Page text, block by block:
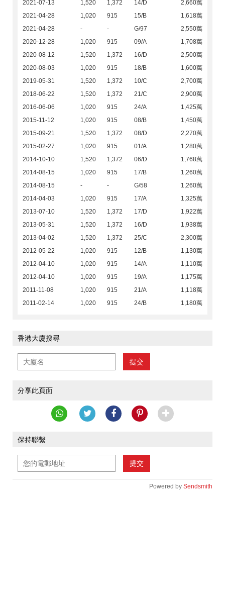
2021-07-13 1,520 1,372 14/D
2,660萬
2021-04-28
1,020 915 15/B
1,618萬
2021-04-28
- - G/97
2,550萬
2020-12-28
1,020 915 09/A
1,708萬
2020-08-12
1,520 1,372 16/D
2,500萬
2020-08-03
1,020 915 18/B
1,600萬
2019-05-31
1,520 1,372 10/C
2,700萬
2018-06-22
1,520 1,372 21/C
2,900萬
2016-06-06
1,020 915 24/A
1,425萬
2015-11-12
1,020 915 08/B
1,450萬
2015-09-21
1,520 1,372 08/D
2,270萬
2015-02-27
1,020 915 01/A
1,280萬
2014-10-10
1,520 1,372 06/D
1,768萬
2014-08-15
1,020 915 17/B
1,260萬
2014-08-15
- - G/58
1,260萬
2014-04-03
1,020 915 17/A
1,325萬
2013-07-10
1,520 1,372 17/D
1,922萬
2013-05-31
1,520 1,372 16/D
1,938萬
2013-04-02
1,520 1,372 25/C
2,300萬
2012-05-22
1,020 915 12/B
1,130萬
2012-04-10
1,020 915 14/A
1,110萬
2012-04-10
1,020 915 19/A
1,175萬
2011-11-08
1,020 915 21/A
1,118萬
2011-02-14
1,020 915 24/B 1,180萬
香港大廈搜尋
提交
分享此頁面
保持聯繫
提交
Powered by Sendsmith